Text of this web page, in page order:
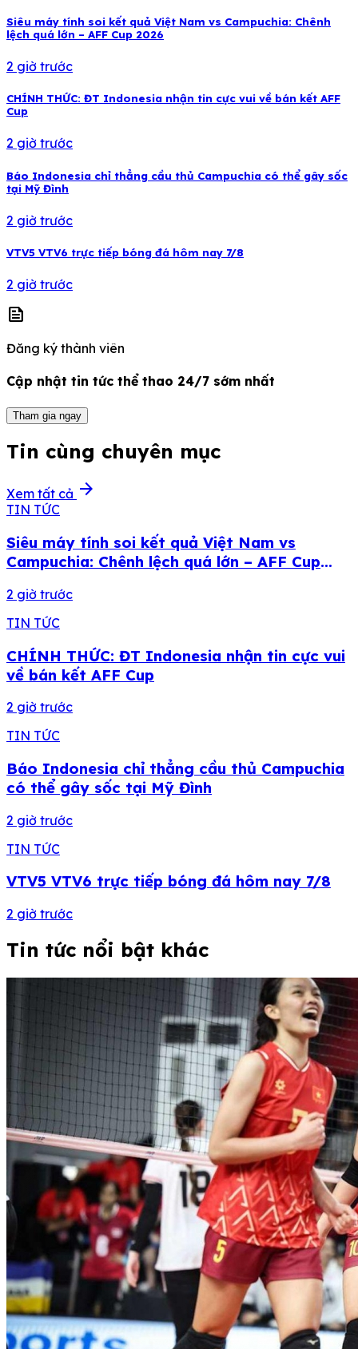
Siêu máy tính soi kết quả Việt Nam vs Campuchia: Chênh
lệch quá lớn – AFF Cup 2026
2 giờ trước
CHÍNH THỨC: ĐT Indonesia nhận tin cực vui về bán kết AFF
Cup
2 giờ trước
Báo Indonesia chỉ thẳng cầu thủ Campuchia có thể gây sốc
tại Mỹ Đình
2 giờ trước
VTV5 VTV6 trực tiếp bóng đá hôm nay 7/8
2 giờ trước
news
Đăng ký thành viên
Cập nhật tin tức thể thao 24/7 sớm nhất
Tham gia ngay
Tin cùng chuyên mục
Xem tất cả arrow_forward
TIN TỨC
Siêu máy tính soi kết quả Việt Nam vs
Campuchia: Chênh lệch quá lớn – AFF Cup
2 giờ trước
TIN TỨC
CHÍNH THỨC: ĐT Indonesia nhận tin cực vui
về bán kết AFF Cup
2 giờ trước
TIN TỨC
Báo Indonesia chỉ thẳng cầu thủ Campuchia
có thể gây sốc tại Mỹ Đình
2 giờ trước
TIN TỨC
VTV5 VTV6 trực tiếp bóng đá hôm nay 7/8
2 giờ trước
Tin tức nổi bật khác